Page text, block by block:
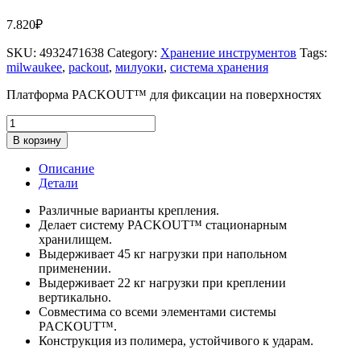
7.820₽
SKU: 4932471638 Category: Хранение инструментов Tags:
milwaukee, packout, милуоки, система хранения
Платформа PACKOUT™ для фиксации на поверхностях
Количество
товара
Платформа
PACKOUT™
фиксации
поверхностях
Milwaukee
В корзину
Описание
Детали
Различные варианты крепления.
Делает систему PACKOUT™ стационарным
хранилищем.
Выдерживает 45 кг нагрузки при напольном
применении.
Выдерживает 22 кг нагрузки при креплении
вертикально.
Совместима со всеми элементами системы
PACKOUT™.
Конструкция из полимера, устойчивого к ударам.